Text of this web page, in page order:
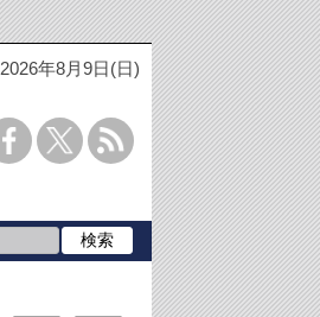
2026年8月9日(日)